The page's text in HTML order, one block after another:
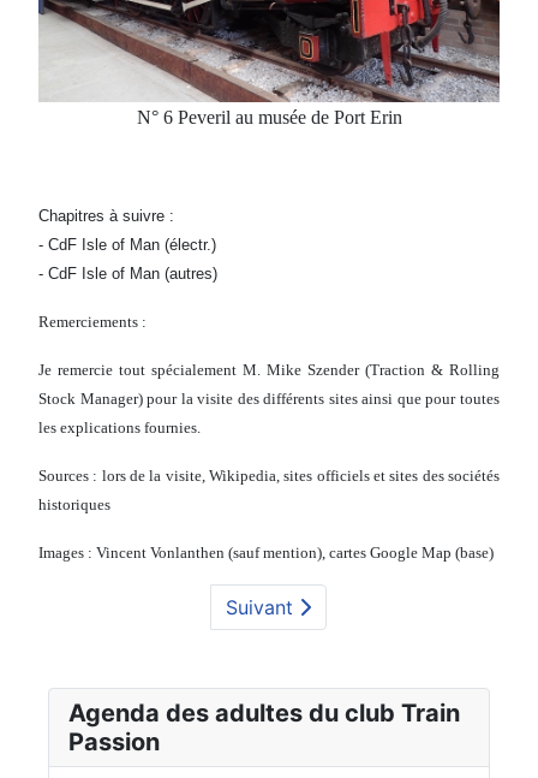
N° 6 Peveril au musée de Port Erin
Chapitres à suivre :
- CdF Isle of Man (électr.)
- CdF Isle of Man (autres)
Remerciements :
Je remercie tout spécialement M. Mike Szender (Traction & Rolling
Stock Manager) pour la visite des différents sites ainsi que pour toutes
les explications fournies.
Sources : lors de la visite, Wikipedia, sites officiels et sites des sociétés
historiques
Images : Vincent Vonlanthen (sauf mention), cartes Google Map (base)
Suivant
Agenda des adultes du club Train
Passion